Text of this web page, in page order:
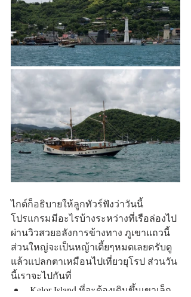
ไกด์ก็อธิบายให้ลูกทัวร์ฟังว่าวันนี้
โปรแกรมมีอะไรบ้างระหว่างที่เรือล่องไป
ผ่านวิวสวยอลังการข้างทาง ภูเขาแถวนี้
ส่วนใหญ่จะเป็นหญ้าเตี้ยๆหมดเลยครับดู
แล้วแปลกตาเหมือนไปเที่ยวยุโรป ส่วนวัน
นี้เราจะไปกันที่
Kelor Island ที่จะต้องเดินขึ้นเขาเล็ก